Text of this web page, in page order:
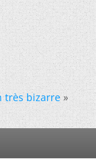
très bizarre »